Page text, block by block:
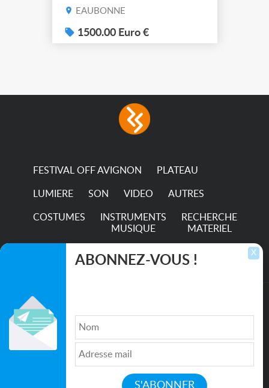
de filtre filtre Lustr Selador
system – seven colour
LEDs providing the
consumption The
permanence of a 50,000-
EAUBONNE
1500.00 Euro €
FESTIVAL OFF AVIGNON PLATEAU
LUMIERE SON VIDEO AUTRES
COSTUMES
INSTRUMENTS
MUSIQUE
RECHERCHE
MATERIEL
TRANSPORTS
Qui sommes nous ?| Médias
Politique de confidentialité| Partenaires|
Mentions légales
X
ABONNEZ-VOUS !